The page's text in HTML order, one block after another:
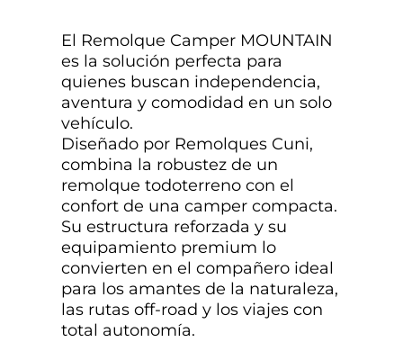
El Remolque Camper MOUNTAIN
es la solución perfecta para
quienes buscan independencia,
aventura y comodidad en un solo
vehículo.
Diseñado por Remolques Cuni,
combina la robustez de un
remolque todoterreno con el
confort de una camper compacta.
Su estructura reforzada y su
equipamiento premium lo
convierten en el compañero ideal
para los amantes de la naturaleza,
las rutas off-road y los viajes con
total autonomía.